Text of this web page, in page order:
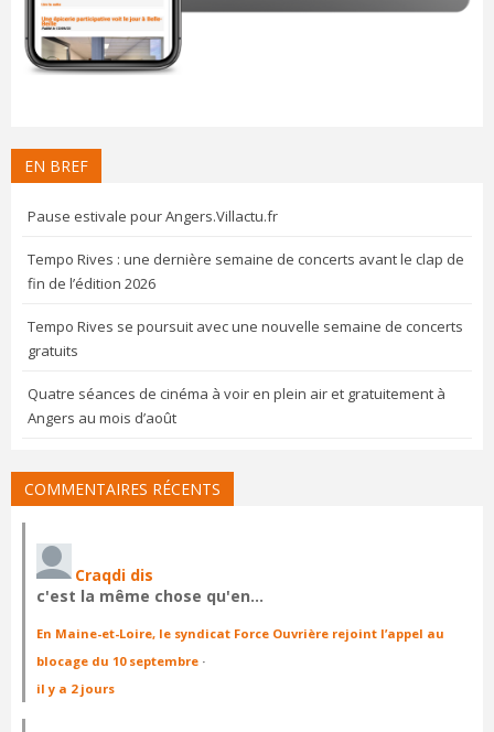
EN BREF
Pause estivale pour Angers.Villactu.fr
Tempo Rives : une dernière semaine de concerts avant le clap de
fin de l’édition 2026
Tempo Rives se poursuit avec une nouvelle semaine de concerts
gratuits
Quatre séances de cinéma à voir en plein air et gratuitement à
Angers au mois d’août
COMMENTAIRES RÉCENTS
Craqdi dis
c'est la même chose qu'en…
En Maine-et-Loire, le syndicat Force Ouvrière rejoint l’appel au
blocage du 10 septembre ·
il y a 2 jours